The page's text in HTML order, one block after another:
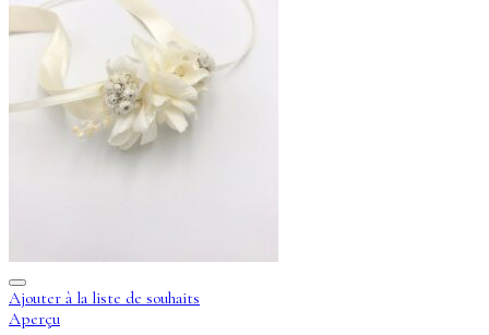
Ajouter à la liste de souhaits
Aperçu